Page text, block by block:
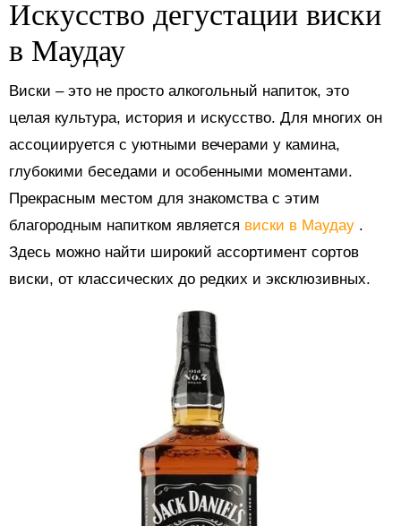
Искусство дегустации виски
в Маудау
Виски – это не просто алкогольный напиток, это
целая культура, история и искусство. Для многих он
ассоциируется с уютными вечерами у камина,
глубокими беседами и особенными моментами.
Прекрасным местом для знакомства с этим
благородным напитком является виски в Маудау .
Здесь можно найти широкий ассортимент сортов
виски, от классических до редких и эксклюзивных.